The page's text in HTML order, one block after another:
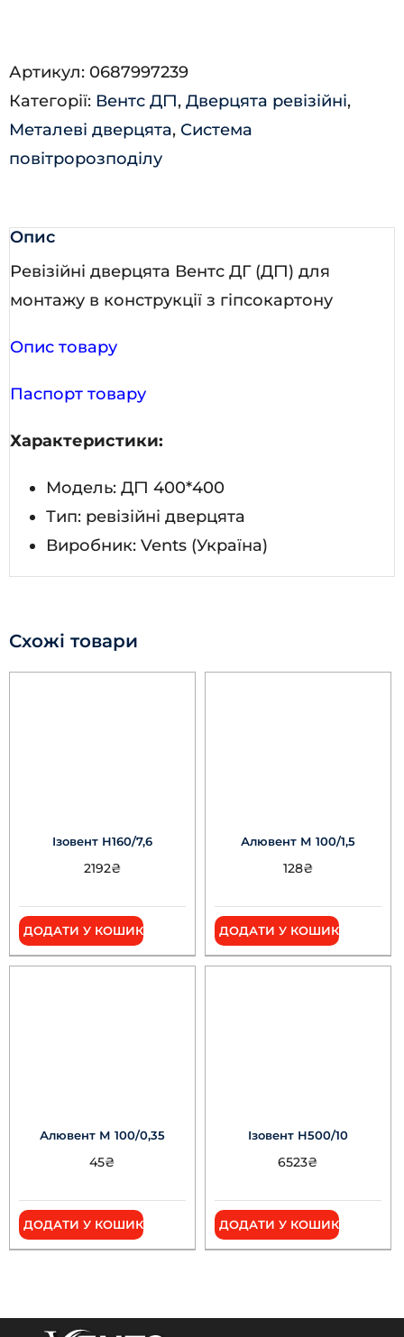
Артикул: 0687997239
Категорії: Вентс ДГ1, Дверцята ревізійні,
Металеві дверцята, Система
повітророзподілу
Опис
Ревізійні дверцята Вентс ДГ (ДГ1) для
монтажу в конструкції з гіпсокартону
Опис товару
Паспорт товару
Характеристики:
Модель: ДГ1 400*400
Тип: ревізійні дверцята
Виробник: Vents (Україна)
Схожі товари
Ізовент Н160/7,6
2192₴
ДОДАТИ У КОШИК
Алювент М 100/1,5
128₴
ДОДАТИ У КОШИК
Алювент М 100/0,35
45₴
ДОДАТИ У КОШИК
Ізовент Н500/10
6523₴
ДОДАТИ У КОШИК